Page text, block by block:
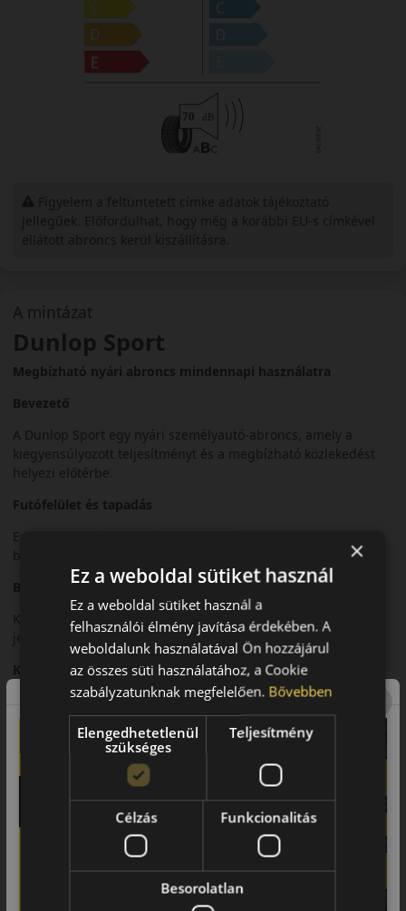
A mintázat
Dunlop Sport
Megbízható nyári abroncs mindennapi használatra
Bevezető
A Dunlop Sport egy nyári személyautó-abroncs, amely a
kiegyensúlyozott teljesítményt és a megbízható közlekedést
helyezi előtérbe.
Futófelület és tapadás
Egyszerű, hatékony futófelületi mintázata stabil tapadást
biztosít különböző nyári útviszonyok között.
Biztonsági jellemzők
Kiszámítható fékteljesítmény és nyugodt irányíthatóság
jellemzi.
Komfort és zajszint
Kiegyensúlyozott gördülési zaj és megfelelő menetkomfort.
Felhasználási ajánlás
Személyautókhoz, városi és országúti nyári használatra.
Fő előnyök röviden:
• Nyári személyautó-abroncs
• Megbízható irányíthatóság
×
Ez a weboldal sütiket használ
Ez a weboldal sütiket használ a
felhasználói élmény javítása érdekében. A
weboldalunk használatával Ön hozzájárul
az összes süti használatához, a Cookie
szabályzatunknak megfelelően. Bővebben
Elengedhetetlenül
szükséges
Teljesítmény
Célzás Funkcionalitás
Besorolatlan